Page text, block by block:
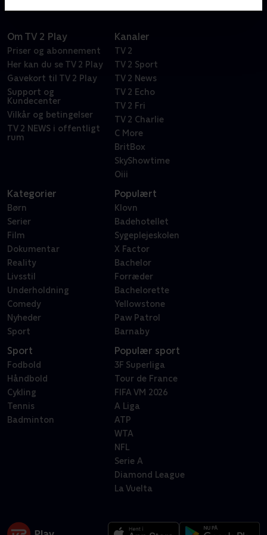
Om TV 2 Play
Priser og abonnement
Her kan du se TV 2 Play
Gavekort til TV 2 Play
Support og
Kundecenter
Vilkår og betingelser
TV 2 NEWS i offentligt
rum
Kanaler
TV 2
TV 2 Sport
TV 2 News
TV 2 Echo
TV 2 Fri
TV 2 Charlie
C More
BritBox
SkyShowtime
Oiii
Kategorier
Børn
Serier
Film
Dokumentar
Reality
Livsstil
Underholdning
Comedy
Nyheder
Sport
Populært
Klovn
Badehotellet
Sygeplejeskolen
X Factor
Bachelor
Forræder
Bachelorette
Yellowstone
Paw Patrol
Barnaby
Sport
Fodbold
Håndbold
Cykling
Tennis
Badminton
Populær sport
3F Superliga
Tour de France
FIFA VM 2026
A Liga
ATP
WTA
NFL
Serie A
Diamond League
La Vuelta